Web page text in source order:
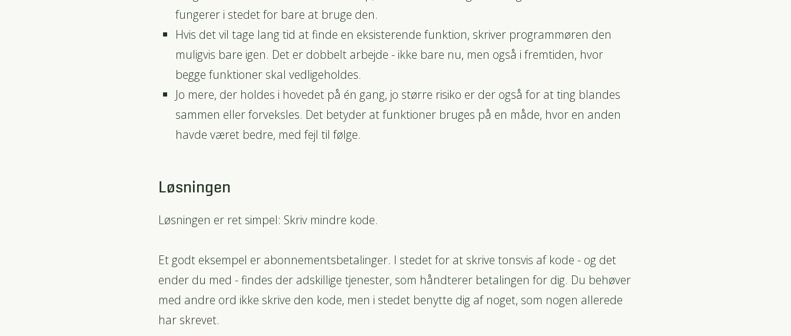
fungerer i stedet for bare at bruge den.
Hvis det vil tage lang tid at finde en eksisterende funktion, skriver programmøren den
muligvis bare igen. Det er dobbelt arbejde - ikke bare nu, men også i fremtiden, hvor
begge funktioner skal vedligeholdes.
Jo mere, der holdes i hovedet på én gang, jo større risiko er der også for at ting blandes
sammen eller forveksles. Det betyder at funktioner bruges på en måde, hvor en anden
havde været bedre, med fejl til følge.
Løsningen
Løsningen er ret simpel: Skriv mindre kode.
Et godt eksempel er abonnementsbetalinger. I stedet for at skrive tonsvis af kode - og det
ender du med - findes der adskillige tjenester, som håndterer betalingen for dig. Du behøver
med andre ord ikke skrive den kode, men i stedet benytte dig af noget, som nogen allerede
har skrevet.